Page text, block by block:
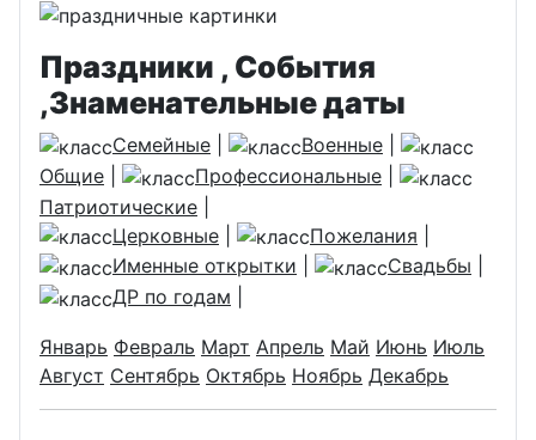
Праздники , События
,Знаменательные даты
Семейные Военные
Общие
Профессиональные
Патриотические
Церковные
Пожелания
Именные открытки
Свадьбы
ДР по годам
Январь Февраль Март Апрель Май Июнь Июль
Август Сентябрь Октябрь Ноябрь Декабрь